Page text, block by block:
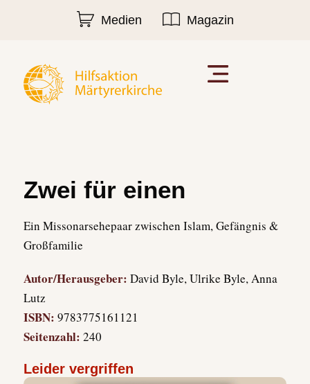
Medien Magazin
Zwei für einen
Ein Missonarsehepaar zwischen Islam, Gefängnis &
Großfamilie
Autor/Herausgeber: David Byle, Ulrike Byle, Anna
Lutz
ISBN: 9783775161121
Seitenzahl: 240
Leider vergriffen